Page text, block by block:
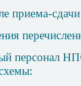
приема-
персонал